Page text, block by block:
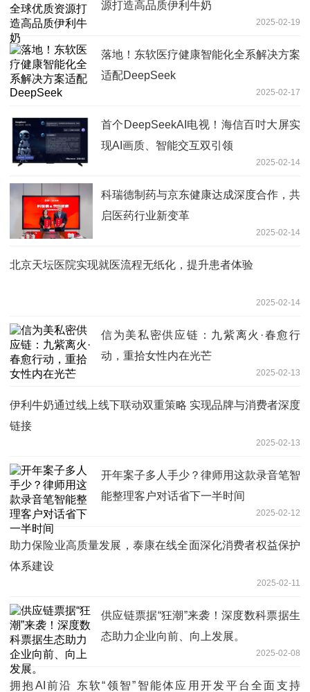
源打造高品质伊利牛奶
2025-02-19
落地！东软医疗健康智能化全系解决方案
适配DeepSeek
2025-02-17
首个DeepSeekAI电视！海信百吋大屏实
现AI画质、智能交互双引领
2025-02-14
科瑞德制药与京东健康达成深度合作，共
启医药行业新变革
2025-02-14
北京天坛医院实现就医流程无纸化，提升患者体验
2025-02-14
信为美私密供应链：九紫离火·春愈行
动，重拾女性内在光芒
2025-02-13
伊利牛奶通过线上线下联动双重策略 实现品牌与消费者深度
链接
2025-02-13
开年案子多人手少？律师用这款录音笔智
能整理客户对话省下一半时间
2025-02-12
助力保险业高质量发展，泰康在线全面深化消费者权益保护
体系建设
2025-02-11
供应链票据“狂潮”来袭！深度数科票据生
态助力企业向前、向上发展。
2025-02-08
拥抱AI前沿 东软“领智”智能体应用开发平台全面支持